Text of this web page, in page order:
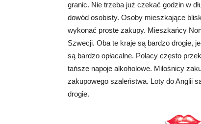
granic. Nie trzeba już czekać godzin w
dowód osobisty. Osoby mieszkające
wykonać proste zakupy. Mieszkańcy
Szwecji. Oba te kraje są bardzo drogie,
są bardzo opłacalne. Polacy często
tańsze napoje alkoholowe. Miłośnicy
zakupowego szaleństwa. Loty do Anglii
drogie.